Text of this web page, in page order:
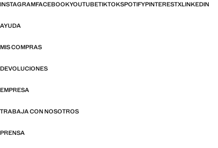
INSTAGRAMFACEBOOKYOUTUBETIKTOKSPOTIFYPINTERESTXLINKEDIN
AYUDA
MIS COMPRAS
DEVOLUCIONES
EMPRESA
TRABAJA CON NOSOTROS
PRENSA